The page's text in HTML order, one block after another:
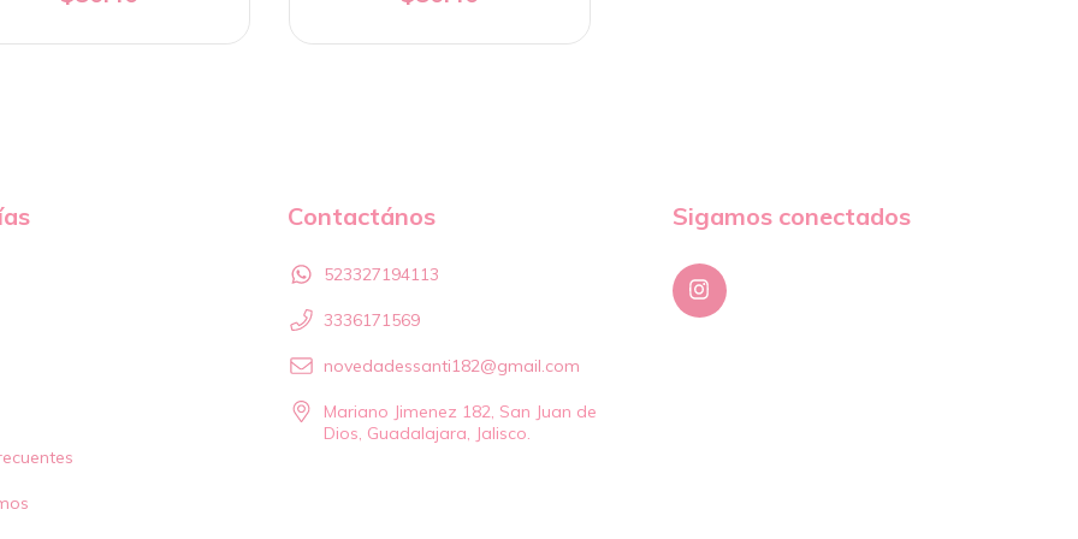
Contactános
523327194113
3336171569
novedadessanti182@gmail.com
Mariano Jimenez 182, San Juan de
Dios, Guadalajara, Jalisco.
Sigamos conectados